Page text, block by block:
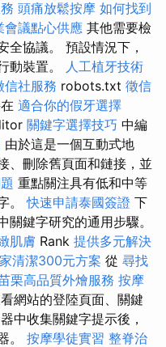
頭痛放鬆按摩 如何找到
會議點心供應 其他需要檢
全協議。 預設情況下，
動裝置。 人工植牙技術
信社服務 robots.txt 徵信
適合你的假牙選擇
關鍵字選擇技巧 中編
由於這是一個互動式地
、刪除舊頁面和鏈接，並
重點關注具有低和中等
。快速申請泰國簽證 下
鍵字研究的通用步驟。
肌膚 Rank 提供多元解決
清潔300元方案 從 尋找
栗高品質外燴服務 按摩
網站的登陸頁面、關鍵
中收集關鍵字提示後，
。 按摩學徒實習 整脊治